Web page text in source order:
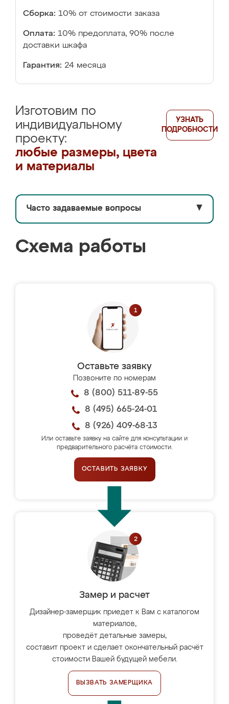
Сборка: 10% от стоимости заказа
Оплата: 10% предоплата, 90% после
доставки шкафа
Гарантия: 24 месяца
Изготовим по
индивидуальному
проекту:
любые размеры, цвета
и материалы
УЗНАТЬ
ПОДРОБНОСТИ
Часто задаваемые вопросы ▼
Схема работы
Оставьте заявку
Позвоните по номерам
8 (800) 511-89-55
8 (495) 665-24-01
8 (926) 409-68-13
Или оставьте заявку на сайте для консультации и
предварительного расчёта стоимости.
ОСТАВИТЬ ЗАЯВКУ
Замер и расчет
Дизайнер-замерщик приедет к Вам с каталогом
материалов,
проведёт детальные замеры,
составит проект и сделает окончательный расчёт
стоимости Вашей будущей мебели.
ВЫЗВАТЬ ЗАМЕРЩИКА